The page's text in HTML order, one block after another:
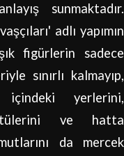
sunmaktadır.
adlı yapımın
figürlerin sadece
sınırlı kalmayıp,
yerlerini,
ve hatta
da mercek